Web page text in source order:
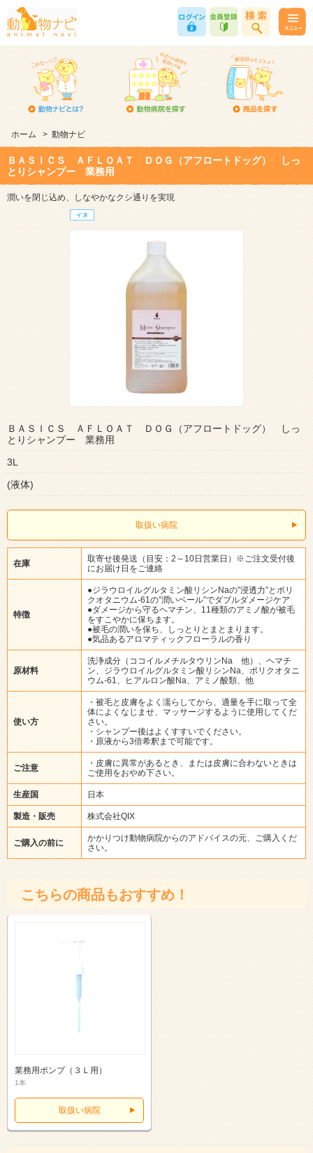
ホーム > 動物ナビ
ＢＡＳＩＣＳ ＡＦＬＯＡＴ ＤＯＧ（アフロートドッグ） しっ
とりシャンプー 業務用
潤いを閉じ込め、しなやかなクシ通りを実現
ＢＡＳＩＣＳ ＡＦＬＯＡＴ ＤＯＧ（アフロートドッグ） しっ
とりシャンプー 業務用
3L
(液体)
取扱い病院
在庫
取寄せ後発送（目安：2～10日営業日）※ご注文受付後
にお届け日をご連絡
特徴
●ジラウロイルグルタミン酸リシンNaの”浸透力”とポリ
クオタニウム-61の”潤いベール”でダブルダメージケア
●ダメージから守るヘマチン、11種類のアミノ酸が被毛
をすこやかに保ちます。
●被毛の潤いを保ち、しっとりとまとまります。
●気品あるアロマティックフローラルの香り
原材料
洗浄成分（ココイルメチルタウリンNa 他）、ヘマチ
ン、ジラウロイルグルタミン酸リシンNa、ポリクオタニ
ウム-61、ヒアルロン酸Na、アミノ酸類、他
使い方
・被毛と皮膚をよく濡らしてから、適量を手に取って全
体によくなじませ、マッサージするように使用してくだ
さい。
・シャンプー後はよくすすいでください。
・原液から3倍希釈まで可能です。
ご注意
・皮膚に異常があるとき、または皮膚に合わないときは
ご使用をおやめ下さい。
生産国 日本
製造・販売 株式会社QIX
ご購入の前に
かかりつけ動物病院からのアドバイスの元、ご購入くだ
さい。
こちらの商品もおすすめ！
業務用ポンプ（３Ｌ用）
1本
取扱い病院